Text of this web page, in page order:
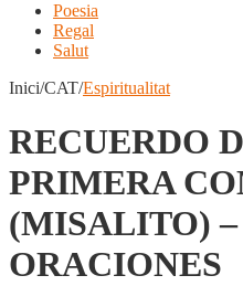
Poesia
Regal
Salut
Inici/CAT/Espiritualitat
RECUERDO
PRIMERA
(MISALITO)
ORACIONES